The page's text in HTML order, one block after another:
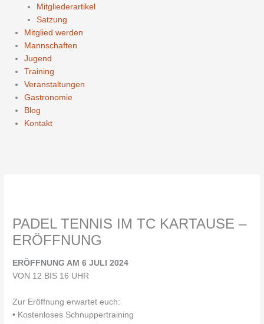
Mitgliederartikel
Satzung
Mitglied werden
Mannschaften
Jugend
Training
Veranstaltungen
Gastronomie
Blog
Kontakt
PADEL TENNIS IM TC KARTAUSE –
ERÖFFNUNG
ERÖFFNUNG AM 6 JULI 2024
VON 12 BIS 16 UHR
Zur Eröffnung erwartet euch:
• Kostenloses Schnuppertraining